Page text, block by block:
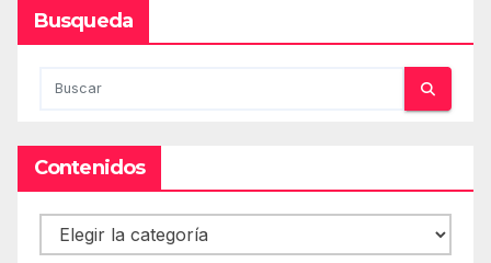
Busqueda
Contenidos
Contenidos